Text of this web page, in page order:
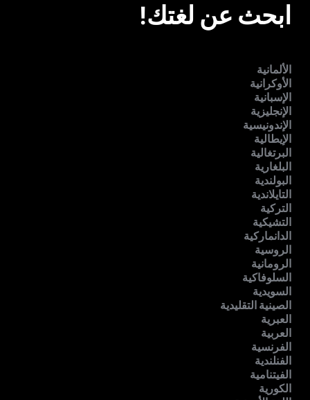
ابحث عن لغتك!
الألمانية
الأوكرانية
الإسبانية
الإنجليزية
الإندونيسية
الإيطالية
البرتغالية
البلغارية
البولندية
التايلاندية
التركية
التشيكية
الدانماركية
الروسية
الرومانية
السلوفاكية
السويدية
الصينية التقليدية
العبرية
العربية
الفرنسية
الفنلندية
الفيتنامية
الكورية